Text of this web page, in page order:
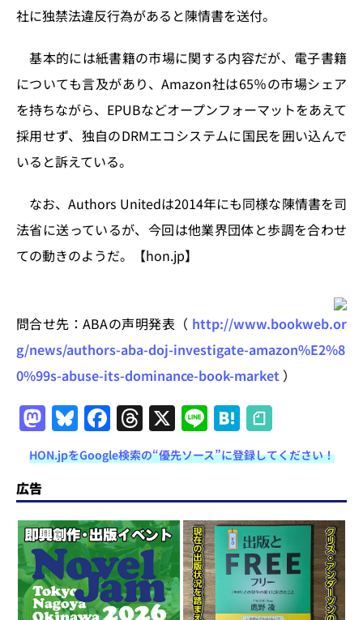
社に独禁法違反行為があると陳情書を送付。
基本的には紙書籍の市場に関する内容だが、電子書籍
についても言及があり、Amazon社は65％の市場シェア
を持ちながら、EPUBなどオープンフォーマットをあえて
採用せず、独自のDRMエコシステムに国民を囲い込んで
いると訴えている。
なお、Authors Unitedは2014年にも同様な陳情書を司
法省に送っているが、今回は他業界団体と歩調を合わせ
ての動きのようだ。【hon.jp】
問合せ先：ABAの声明発表（ http://www.bookweb.or
g/news/authors-aba-doj-investigate-amazon%E2%8
0%99s-abuse-its-dominance-book-market ）
M
a
st
o
d
o
n
Bl
u
e
s
k
y
F
a
c
e
b
o
o
k
T
h
re
a
d
s
X Li
n
e
H
at
e
n
a
HON.jpをGoogle検索の“優先ソース”に登録してください！
広告